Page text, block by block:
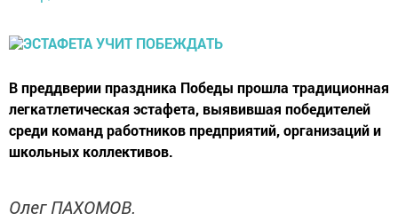
В преддверии праздника Победы прошла традиционная
легкатлетическая эстафета, выявившая победителей
среди команд работников предприятий, организаций и
школьных коллективов.
Олег ПАХОМОВ.